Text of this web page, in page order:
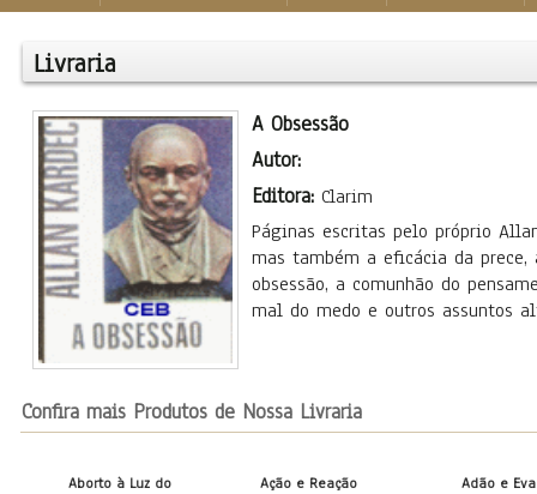
Livraria
A Obsessão
Autor:
Editora: Clarim
Páginas escritas pelo próprio
mas também a eficácia da
obsessão, a comunhão do
mal do medo e outros assuntos
Confira mais Produtos de Nossa Livraria
Aborto à Luz do
Ação e Reação Adão e Eva